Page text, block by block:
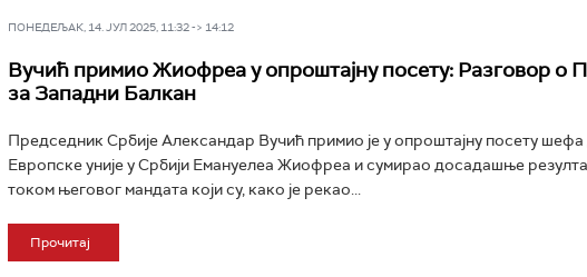
ПОНЕДЕЉАК, 14. ЈУЛ 2025, 11:32 -> 14:12
Вучић примио Жиофреа у опроштајну посету: Разговор о
за Западни Балкан
Председник Србије Александар Вучић примио је у опроштајну посету шефа
Европске уније у Србији Емануелеа Жиофреа и сумирао досадашње
током његовог мандата који су, како је рекао...
Прочитај